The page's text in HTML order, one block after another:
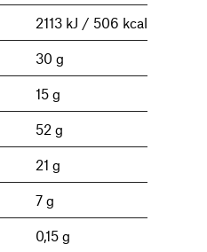
2113 kJ / 506 kcal
30 g
15 g
52 g
21 g
7 g
0,15 g